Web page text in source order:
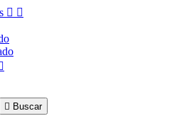
 
 Buscar